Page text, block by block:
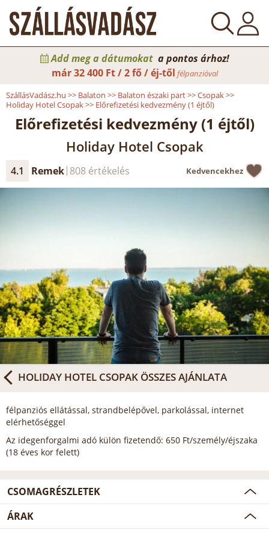
Add meg a dátumokat a pontos árhoz!
már32 400 Ft / 2 fő / éj-től félpanzióval
SzállásVadász.hu >> Balaton >> Balaton északi part>>Csopak>>
Holiday Hotel Csopak>> Előrefizetési kedvezmény (1 éjtől)
Előrefizetési kedvezmény (1 éjtől)
Holiday Hotel Csopak
4.1 Remek 808 értékelés Kedvencekhez
HOLIDAY HOTEL CSOPAK ÖSSZES AJÁNLATA
félpanziós ellátással, strandbelépővel, parkolással, internet
elérhetőséggel
Az idegenforgalmi adó külön fizetendő: 650 Ft/személy/éjszaka
(18 éves kor felett)
CSOMAGRÉSZLETEK
ÁRAK